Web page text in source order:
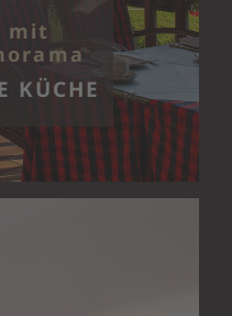
mit
KÜCHE